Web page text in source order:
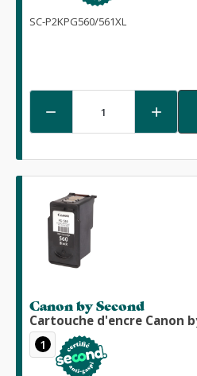
SC-P2KPG560/561XL
 
Canon by Second
Cartouche d'encre Canon
1